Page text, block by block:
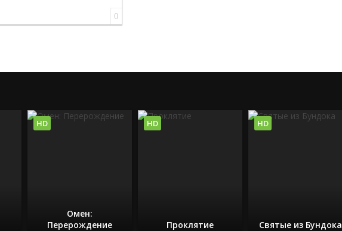
0
Омен:
Перерождение
HD
Проклятие
HD
Святые из Бундока
HD